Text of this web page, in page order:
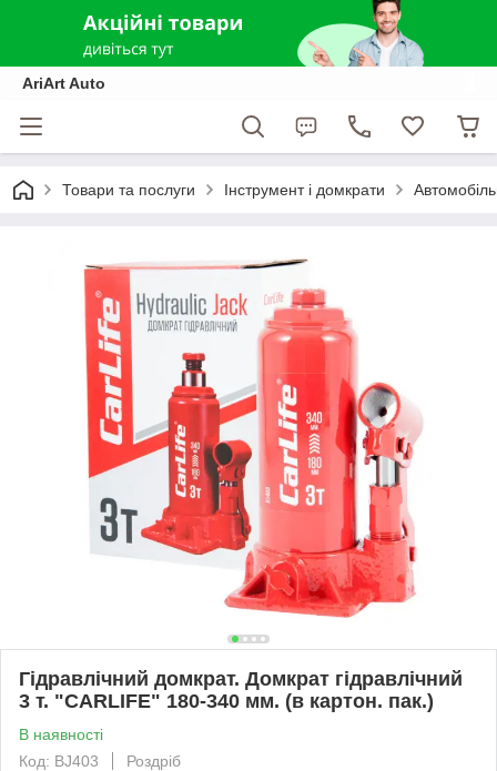
AriArt Auto
Товари та послуги Інструмент і домкрати
Гідравлічний домкрат. Домкрат гідравлічний
3 т. "CARLIFE" 180-340 мм. (в картон. пак.)
В наявності
Код: BJ403
Роздріб